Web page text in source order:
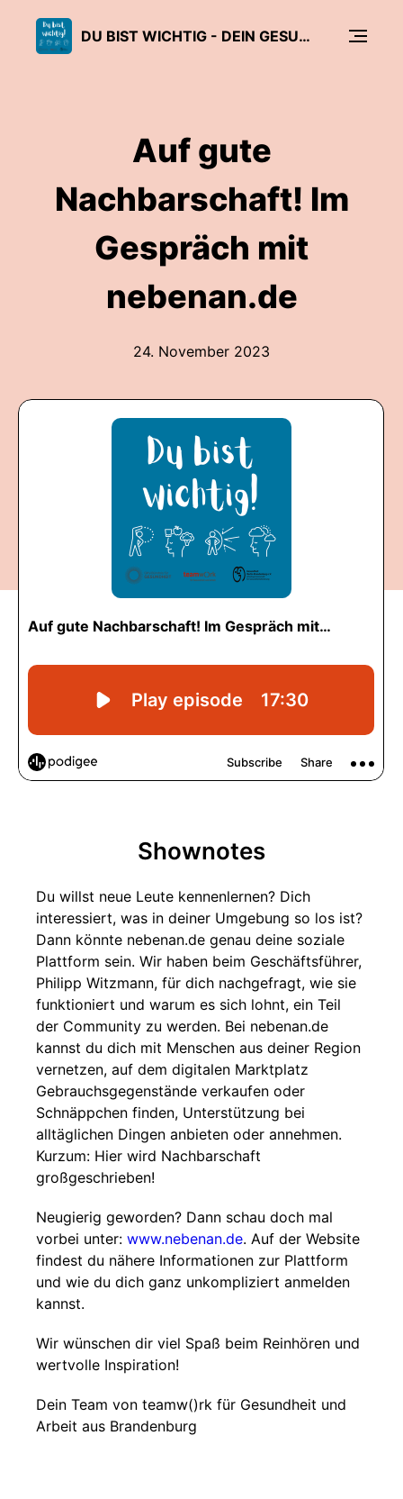
DU BIST WICHTIG - DEIN GESUNDHEITSPODCAST
Auf gute
Nachbarschaft! Im
Gespräch mit
nebenan.de
24. November 2023
Shownotes
Du willst neue Leute kennenlernen? Dich
interessiert, was in deiner Umgebung so los ist?
Dann könnte nebenan.de genau deine soziale
Plattform sein. Wir haben beim Geschäftsführer,
Philipp Witzmann, für dich nachgefragt, wie sie
funktioniert und warum es sich lohnt, ein Teil
der Community zu werden. Bei nebenan.de
kannst du dich mit Menschen aus deiner Region
vernetzen, auf dem digitalen Marktplatz
Gebrauchsgegenstände verkaufen oder
Schnäppchen finden, Unterstützung bei
alltäglichen Dingen anbieten oder annehmen.
Kurzum: Hier wird Nachbarschaft
großgeschrieben!
Neugierig geworden? Dann schau doch mal
vorbei unter: www.nebenan.de. Auf der Website
findest du nähere Informationen zur Plattform
und wie du dich ganz unkompliziert anmelden
kannst.
Wir wünschen dir viel Spaß beim Reinhören und
wertvolle Inspiration!
Dein Team von teamw()rk für Gesundheit und
Arbeit aus Brandenburg